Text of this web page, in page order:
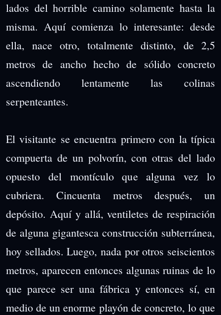
lados del horrible camino solamente hasta la
misma. Aquí comienza lo interesante: desde
ella, nace otro, totalmente distinto, de 2,5
metros de ancho hecho de sólido concreto
ascendiendo lentamente las colinas
serpenteantes.
El visitante se encuentra primero con la típica
compuerta de un polvorín, con otras del lado
opuesto del montículo que alguna vez lo
cubriera. Cincuenta metros después, un
depósito. Aquí y allá, ventiletes de respiración
de alguna gigantesca construcción subterránea,
hoy sellados. Luego, nada por otros seiscientos
metros, aparecen entonces algunas ruinas de lo
que parece ser una fábrica y entonces sí, en
medio de un enorme playón de concreto, lo que